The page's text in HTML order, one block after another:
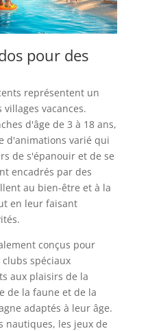
pour des
représentent un
vacances.
d'âge de 3 à 18 ans,
d'animations varié qui
de s'épanouir et de se
encadrés par des
au bien-être et à la
en leur faisant
conçus pour
spéciaux
aux plaisirs de la
de la faune et de la
adaptés à leur âge.
nautiques, les jeux de